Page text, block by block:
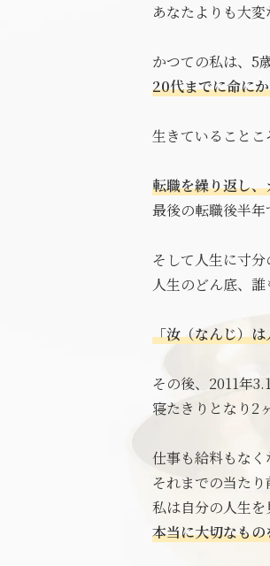
あなたよりも大変
かつての私は、5
20代までに命に
生きていることこ
転職を繰り返し
最後の転職後半年
そして人生に寸分
人生のどん底、
「汝（なんじ）
その後、2011年
寝たきりとなり2
仕事も給料もなく
それまでの当たり
私は自分の人生を
本当に大切なも